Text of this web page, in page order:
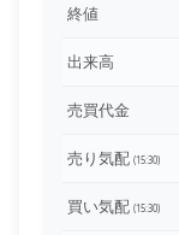
終値
出来高
売買代金
売り気配 (15:30)
買い気配 (15:30)